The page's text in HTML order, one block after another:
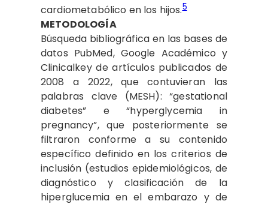
cardiometabólico en los hijos.5
METODOLOGÍA
Búsqueda bibliográfica en las bases de
datos PubMed, Google Académico y
Clinicalkey de artículos publicados de
2008 a 2022, que contuvieran las
palabras clave (MESH): “gestational
diabetes” e “hyperglycemia in
pregnancy”, que posteriormente se
filtraron conforme a su contenido
específico definido en los criterios de
inclusión (estudios epidemiológicos, de
diagnóstico y clasificación de la
hiperglucemia en el embarazo y de